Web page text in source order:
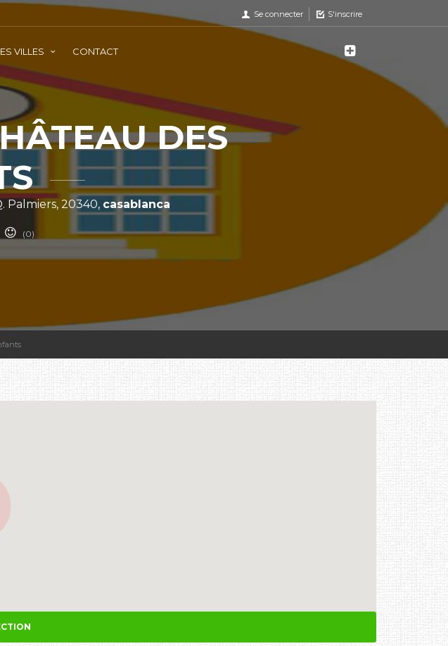
Se connecter S'inscrire
VILLES CONTACT
DES
Palmiers, 20340, casablanca
(0)